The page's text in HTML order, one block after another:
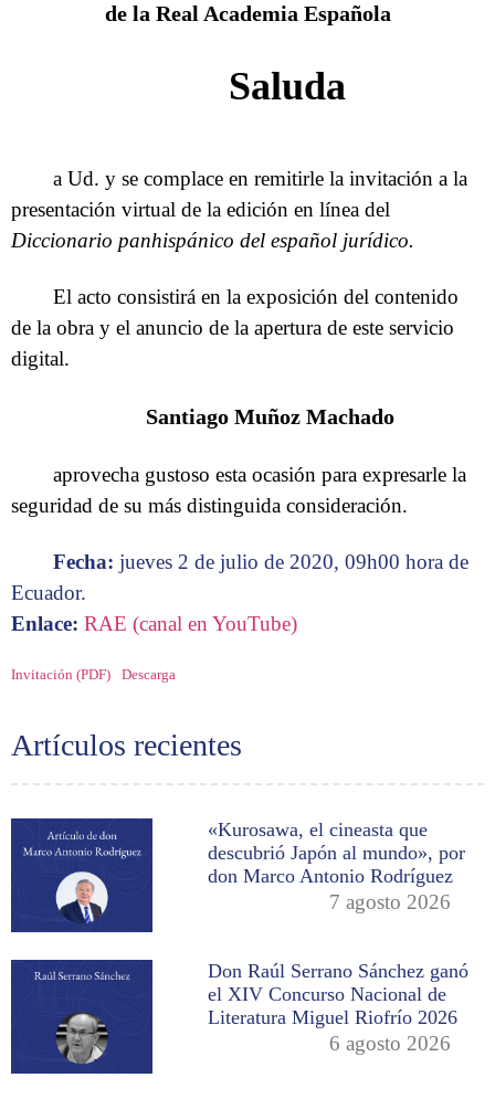
Artículos recientes
«Kurosawa, el cineasta que
descubrió Japón al mundo», por
don Marco Antonio Rodríguez
7 agosto 2026
Don Raúl Serrano Sánchez ganó
el XIV Concurso Nacional de
Literatura Miguel Riofrío 2026
6 agosto 2026
de la Real Academia Española
Saluda
a Ud. y se complace en remitirle la invitación a la
presentación virtual de la edición en línea del
Diccionario panhispánico del español jurídico.
El acto consistirá en la exposición del contenido
de la obra y el anuncio de la apertura de este servicio
digital.
Santiago Muñoz Machado
aprovecha gustoso esta ocasión para expresarle la
seguridad de su más distinguida consideración.
Fecha: jueves 2 de julio de 2020, 09h00 hora de
Ecuador.
Enlace: RAE (canal en YouTube)
Invitación (PDF) Descarga